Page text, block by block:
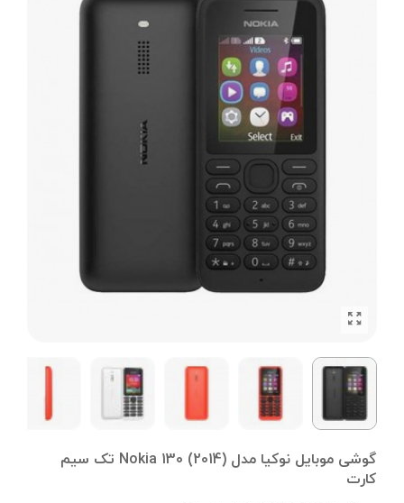
گوشی موبایل نوکیا مدل (2014) Nokia 130 تک سیم
کارت